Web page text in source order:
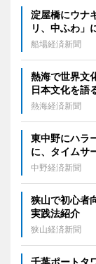
淀屋橋にウナ
リ、中ふわ」
船場経済新聞
熱海で世界文
日本文化を語
熱海経済新聞
東中野にハラ
に、タイムサ
中野経済新聞
狭山で初心者
実践法紹介
狭山経済新聞
千葉ポートタ